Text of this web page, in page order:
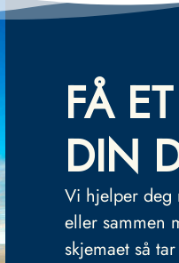
FÅ
DIN
Vi hjelper deg
eller sammen
skjemaet så